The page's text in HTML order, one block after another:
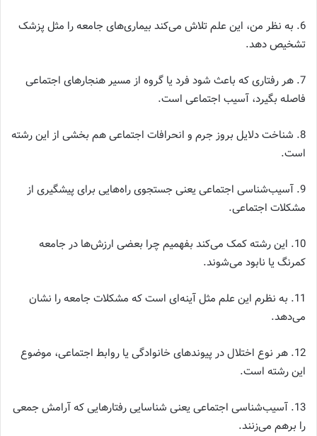
6. به نظر من، این علم تلاش می‌کند بیماری‌های جامعه را مثل پزشک
تشخیص دهد.
7. هر رفتاری که باعث شود فرد یا گروه از مسیر هنجارهای اجتماعی
فاصله بگیرد، آسیب اجتماعی است.
8. شناخت دلایل بروز جرم و انحرافات اجتماعی هم بخشی از این رشته
است.
9. آسیب‌شناسی اجتماعی یعنی جستجوی راه‌هایی برای پیشگیری از
مشکلات اجتماعی.
10. این رشته کمک می‌کند بفهمیم چرا بعضی ارزش‌ها در جامعه
کمرنگ یا نابود می‌شوند.
11. به نظرم این علم مثل آینه‌ای است که مشکلات جامعه را نشان
می‌دهد.
12. هر نوع اختلال در پیوندهای خانوادگی یا روابط اجتماعی، موضوع
این رشته است.
13. آسیب‌شناسی اجتماعی یعنی شناسایی رفتارهایی که آرامش جمعی
را برهم می‌زنند.